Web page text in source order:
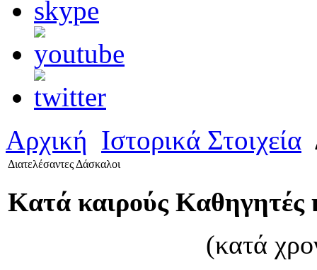
Αρχική Ιστορικά Στοιχεία
Διατελέσαντες Δάσκαλοι
Κατά καιρούς Καθηγητές
(κατά